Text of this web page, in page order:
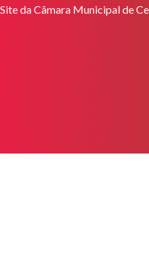
Site da Câmara Municipal de